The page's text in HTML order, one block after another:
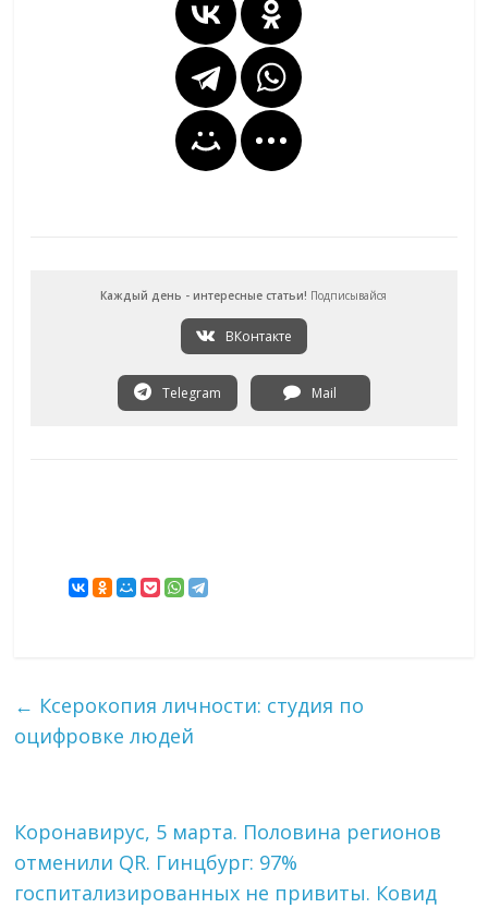
Каждый день - интересные статьи! Подписывайся
ВКонтакте
Telegram Mail
← Ксерокопия личности: студия по
оцифровке людей
Коронавирус, 5 марта. Половина регионов
отменили QR. Гинцбург: 97%
госпитализированных не привиты. Ковид